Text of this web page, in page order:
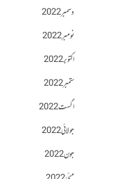
دسمبر 2022
نومبر 2022
اکتوبر 2022
ستمبر 2022
اگست 2022
جولائی 2022
جون 2022